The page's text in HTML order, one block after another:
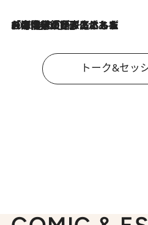
2026.8.3
「今後値上げがあるとすれば…」「リスクがあるのは今年の冬」エネルギー専門家が語る、ホルムズ海峡封鎖が家庭にもたらす“ある心配”
トーク&セッ